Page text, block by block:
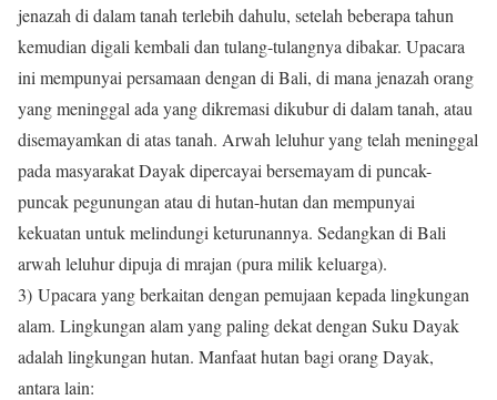
jenazah di dalam tanah terlebih dahulu, setelah beberapa tahun
kemudian digali kembali dan tulang-tulangnya dibakar. Upacara
ini mempunyai persamaan dengan di Bali, di mana jenazah orang
yang meninggal ada yang dikremasi dikubur di dalam tanah, atau
disemayamkan di atas tanah. Arwah leluhur yang telah meninggal
pada masyarakat Dayak dipercayai bersemayam di puncak-
puncak pegunungan atau di hutan-hutan dan mempunyai
kekuatan untuk melindungi keturunannya. Sedangkan di Bali
arwah leluhur dipuja di mrajan (pura milik keluarga).
3) Upacara yang berkaitan dengan pemujaan kepada lingkungan
alam. Lingkungan alam yang paling dekat dengan Suku Dayak
adalah lingkungan hutan. Manfaat hutan bagi orang Dayak,
antara lain: